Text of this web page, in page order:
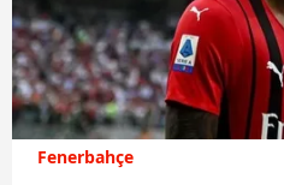
Fenerbahçe